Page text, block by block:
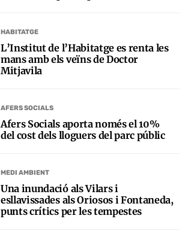
HABITATGE
L’Institut de l’Habitatge es renta les
mans amb els veïns de Doctor
Mitjavila
AFERS SOCIALS
Afers Socials aporta només el 10%
del cost dels lloguers del parc públic
MEDI AMBIENT
Una inundació als Vilars i
esllavissades als Oriosos i Fontaneda,
punts crítics per les tempestes